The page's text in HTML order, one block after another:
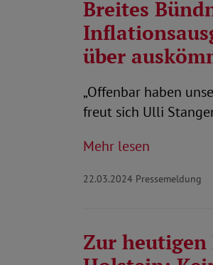
Breites
über
„Offenbar haben
freut sich Ulli
Mehr lesen
22.03.2024 Pressemeldung
Zur